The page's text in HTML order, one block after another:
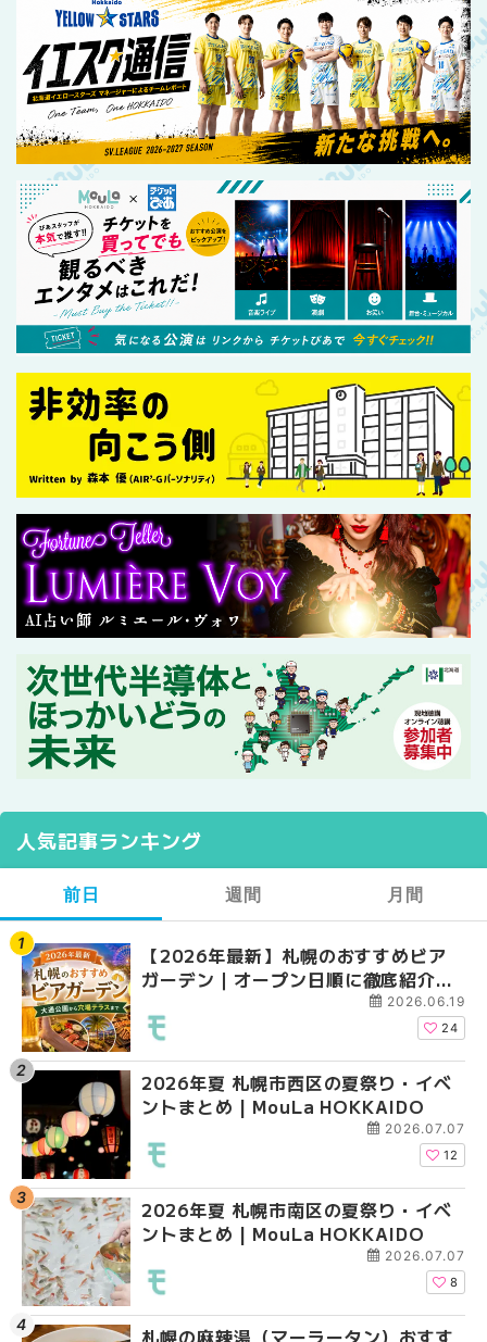
人気記事ランキング
前日
【2026年最新】札幌のおすすめビア
ガーデン｜オープン日順に徹底紹介！
大通公園から穴場テラスまで | MouLa
HOKKAIDO
2026.06.19
24
2026年夏 札幌市西区の夏祭り・イベ
ントまとめ | MouLa HOKKAIDO
2026.07.07
12
2026年夏 札幌市南区の夏祭り・イベ
ントまとめ | MouLa HOKKAIDO
2026.07.07
8
週間
【2026年最新】札幌
ガーデン｜オープン日
大通公園から穴場テ
2026年夏 札幌市西区
ントまとめ | MouLa
2026年夏 札幌市北区
ントまとめ | MouLa
月間
【2026年最新】札幌
ガーデン｜オープン日
大通公園から穴場テ
2026年夏 札幌市北区
ントまとめ | MouLa
2026年夏 札幌市西区
ントまとめ | MouLa